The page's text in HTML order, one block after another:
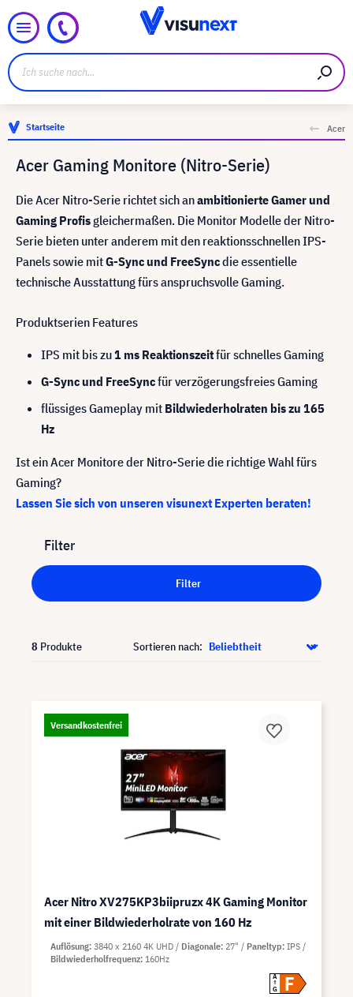
Startseite Acer
Acer Gaming Monitore (Nitro-Serie)
Die Acer Nitro-Serie richtet sich anambitionierte Gamer und
Gaming Profisgleichermaßen. Die Monitor Modelle der Nitro-
Serie bieten unter anderem mit den reaktionsschnellen IPS-
Panels sowie mitG-Sync und FreeSyncdie essentielle
technische Ausstattung fürs anspruchsvolle Gaming.
Produktserien Features
IPS mit bis zu1 ms Reaktionszeitfür schnelles Gaming
G-Sync und FreeSyncfür verzögerungsfreies Gaming
flüssiges Gameplay mit Bildwiederholraten bis zu 165
Hz
Ist ein Acer Monitore der Nitro-Serie die richtige Wahl fürs
Gaming?
Lassen Sie sich von unseren visunext Experten beraten!
Filter
Filter
8 Produkte Sortieren nach:
Versandkostenfrei
Acer Nitro XV275KP3biipruzx 4K Gaming Monitor
mit einer Bildwiederholrate von 160 Hz
A
G
F
Auflösung 3840 x 2160 4K UHD Diagonale 27" Paneltyp IPS
Bildwiederholfrequenz 160Hz